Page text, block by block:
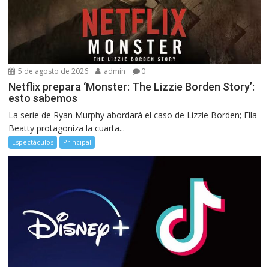
5 de agosto de 2026 admin 0
Netflix prepara ‘Monster: The Lizzie Borden Story’:
esto sabemos
La serie de Ryan Murphy abordará el caso de Lizzie Borden; Ella
Beatty protagoniza la cuarta...
Espectáculos Principal